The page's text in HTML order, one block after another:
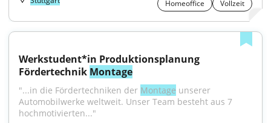
Homeoffice Vollzeit
Werkstudent*in Produktionsplanung
Fördertechnik Montage
"...in die Fördertechniken der Montage unserer
Automobilwerke weltweit. Unser Team besteht aus 7
hochmotivierten..."